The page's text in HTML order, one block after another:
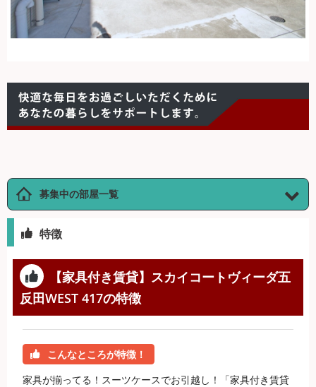
特徴
【家具付き賃貸】スカイコートヴィーダ五
反田WEST 417の特徴
こんなところが特徴！
家具が揃ってる！スーツケースでお引越し！「家具付き賃貸
募集中の部屋一覧